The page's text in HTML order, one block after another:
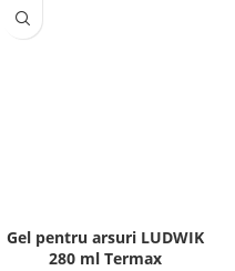
Gel pentru arsuri LUDWIK
280 ml Termax